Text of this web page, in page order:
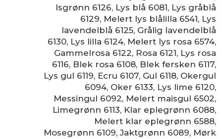
Isgrønn 6126, Lys blå 6081, Lys gråblå
6129, Melert lys blålilla 6541, Lys
lavendelblå 6125, Grålig lavendelblå
6130, Lys lilla 6124, Melert lys rosa 6574,
Gammelrosa 6122, Rosa 6121, Lys rosa
6116, Blek rosa 6108, Blek fersken 6117,
Lys gul 6119, Ecru 6107, Gul 6118, Okergul
6094, Oker 6133, Lys lime 6120,
Messingul 6092, Melert maisgul 6502,
Limegrønn 6113, Klar eplegrønn 6088,
Melert klar eplegrønn 6588,
Mosegrønn 6109,Jaktgrønn 6089, Mørk